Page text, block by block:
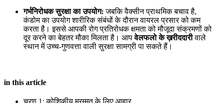
गर्भनिरोधक सुरक्षा का उपयोग: जबकि वैक्सीन प्राथमिक बचाव है,
कंडोम का उपयोग शारीरिक संबंधों के दौरान वायरल प्रसार को कम
करता है। इससे आपकी रोग प्रतिरोधक क्षमता को मौजूदा संक्रमणों को
दूर करने का बेहतर मौका मिलता है। आपवेलफलो के ख़रीददारीवाले
स्थान में उच्च-गुणवत्ता वाली सुरक्षा सामग्री पा सकते हैं।
in this article
चरण 1: कोशिकीय मरम्मत के लिए आहार